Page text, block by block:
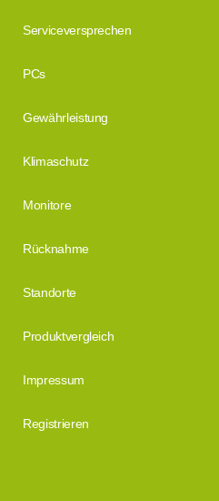
Serviceversprechen
PCs
Gewährleistung
Klimaschutz
Monitore
Rücknahme
Standorte
Produktvergleich
Impressum
Registrieren